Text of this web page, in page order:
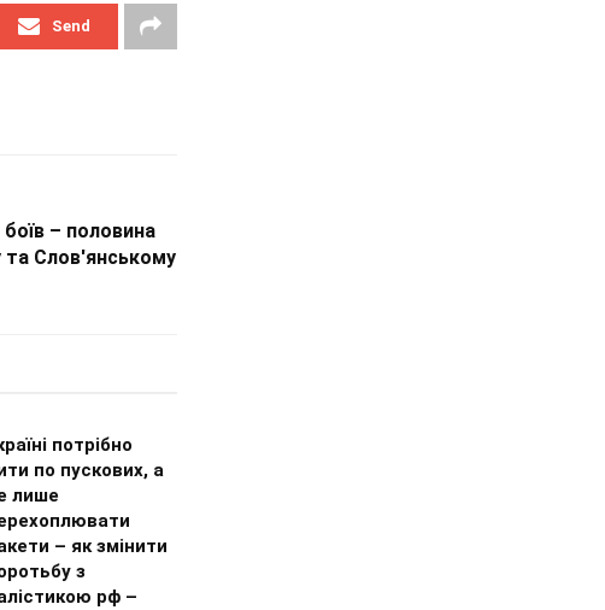
Send
– половина
Слов'янському
потрібно
по пускових, а
лише
– як змінити
з
рф –